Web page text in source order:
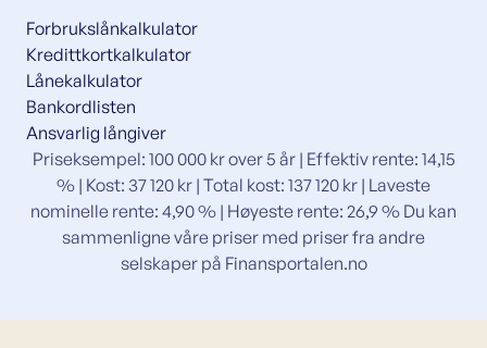
Forbrukslånkalkulator
Kredittkortkalkulator
Lånekalkulator
Bankordlisten
Ansvarlig långiver
Priseksempel: 100 000 kr over 5 år | Effektiv rente: 14,15
% | Kost: 37 120 kr | Total kost: 137 120 kr | Laveste
nominelle rente: 4,90 % | Høyeste rente: 26,9 % Du kan
sammenligne våre priser med priser fra andre
selskaper på Finansportalen.no